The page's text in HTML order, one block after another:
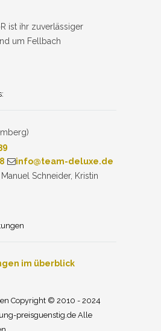
ist ihr zuverlässiger
um Fellbach
info@team-deluxe.de
Schneider, Kristin
im überblick
Copyright © 2010 - 2024
preisguenstig.de Alle